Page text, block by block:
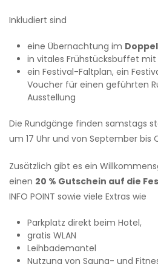
Inkludiert sind
eine Übernachtung im
in vitales Frühstücksbuffet mit
ein Festival-Faltplan, ein
Voucher für einen geführten
Ausstellung
Die Rundgänge finden samstags
um 17 Uhr und von September bis
Zusätzlich gibt es ein
einen 20 % Gutschein auf die
INFO POINT sowie viele Extras wie
Parkplatz direkt beim Hotel,
gratis WLAN
Leihbademantel
Nutzung von Sauna- und